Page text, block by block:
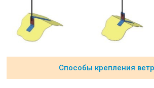
Способы крепления